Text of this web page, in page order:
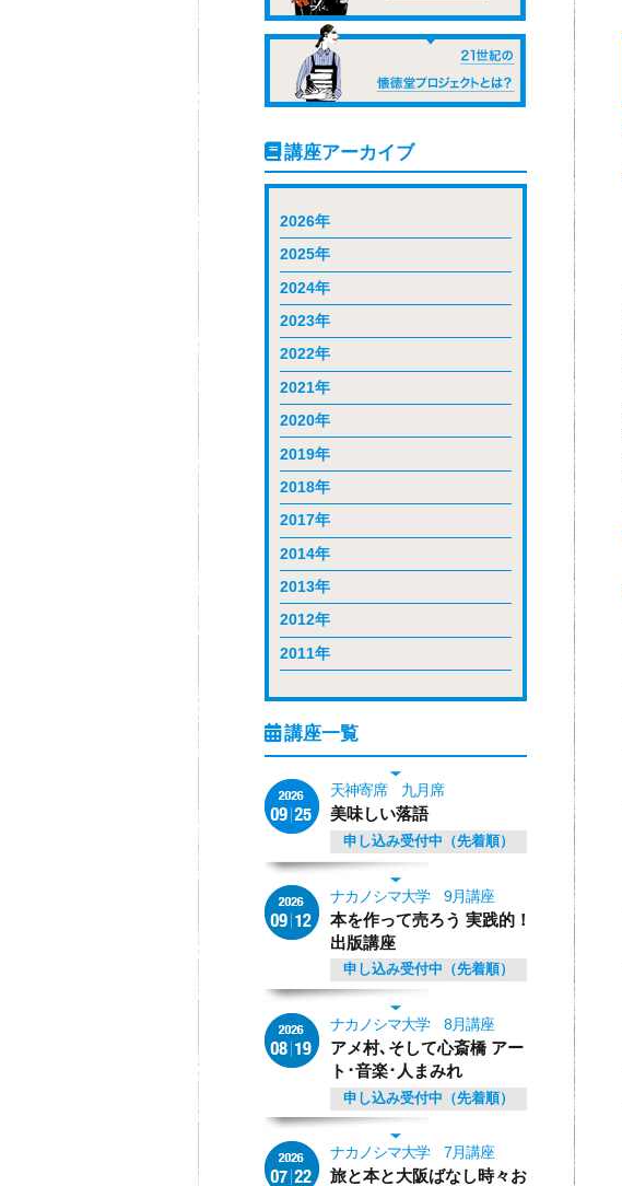
講座アーカイブ
2026年
2025年
2024年
2023年
2022年
2021年
2020年
2019年
2018年
2017年
2014年
2013年
2012年
2011年
天神寄席 九月席
美味しい落語
申し込み受付中（先着順）
ナカノシマ大学 9月講座
本を作って売ろう 実践的！
出版講座
申し込み受付中（先着順）
ナカノシマ大学 8月講座
アメ村､そして心斎橋 アー
ト･音楽･人まみれ
申し込み受付中（先着順）
ナカノシマ大学 7月講座
旅と本と大阪ばなし時々お